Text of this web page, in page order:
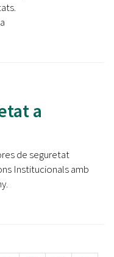
a
de seguretat
Institucionals amb